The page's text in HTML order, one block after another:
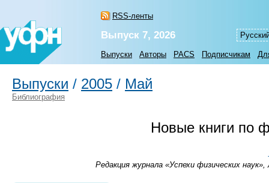
RSS-ленты
Выпуск 7, 2026
Выпуски Авторы PACS Подписчикам
Выпуски / 2005 / Май
Библиография
Новые книги по
Редакция журнала «Успехи физических